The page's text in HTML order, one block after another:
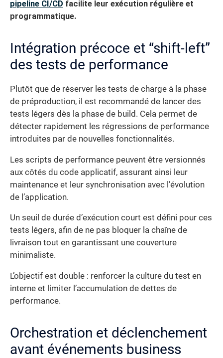
pipeline CI/CD facilite leur exécution régulière et
programmatique.
Intégration précoce et “shift-left”
des tests de performance
Plutôt que de réserver les tests de charge à la phase
de préproduction, il est recommandé de lancer des
tests légers dès la phase de build. Cela permet de
détecter rapidement les régressions de performance
introduites par de nouvelles fonctionnalités.
Les scripts de performance peuvent être versionnés
aux côtés du code applicatif, assurant ainsi leur
maintenance et leur synchronisation avec l’évolution
de l’application.
Un seuil de durée d’exécution court est défini pour ces
tests légers, afin de ne pas bloquer la chaîne de
livraison tout en garantissant une couverture
minimaliste.
L’objectif est double : renforcer la culture du test en
interne et limiter l’accumulation de dettes de
performance.
Orchestration et déclenchement
avant événements business